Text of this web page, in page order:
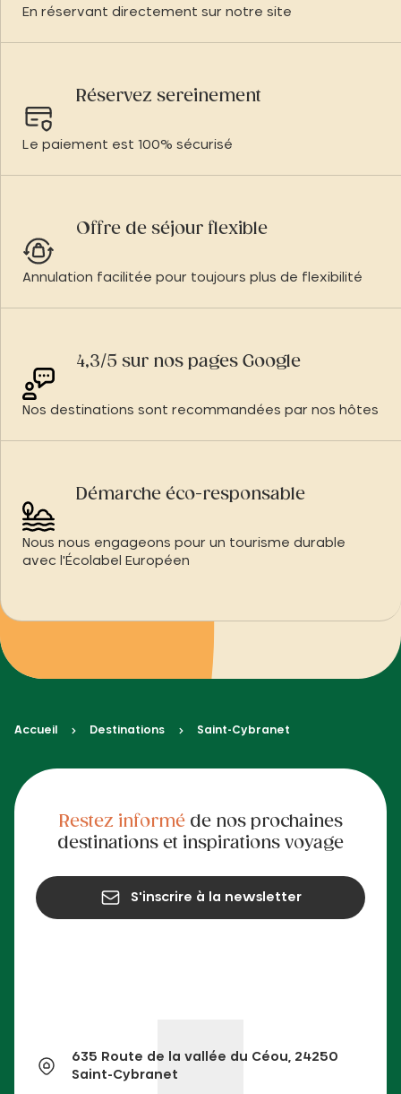
En réservant directement sur notre site
Réservez sereinement
Le paiement est 100% sécurisé
Offre de séjour flexible
Annulation facilitée pour toujours plus de flexibilité
4,3/5 sur nos pages Google
Nos destinations sont recommandées par nos hôtes
Démarche éco-responsable
Nous nous engageons pour un tourisme durable
avec l'Écolabel Européen
Accueil Destinations Saint-Cybranet
635 Route de la vallée du Céou, 24250
Saint-Cybranet
Restez informéde nos prochaines
destinations et inspirations voyage
S'inscrire à la newsletter